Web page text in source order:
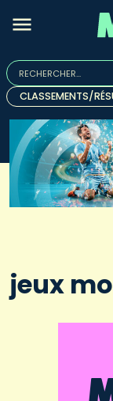
Rechercher :
Quand les
CLASSEMENTS/
jeux